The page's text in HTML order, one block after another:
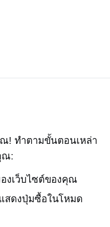
! ทำตามขั้นตอนเหล่า
ณ:
งเว็บไซต์ของคุณ
สดงปุ่มซื้อในโหมด